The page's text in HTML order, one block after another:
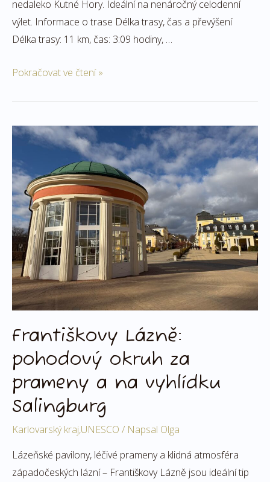
nedaleko Kutné Hory. Ideální na nenáročný celodenní
výlet. Informace o trase Délka trasy, čas a převýšení
Délka trasy: 11 km, čas: 3:09 hodiny, …
Pokračovat ve čtení »
Františkovy Lázně:
pohodový okruh za
prameny a na vyhlídku
Salingburg
Karlovarský kraj,UNESCO / Napsal Olga
Lázeňské pavilony, léčivé prameny a klidná atmosféra
západočeských lázní – Františkovy Lázně jsou ideální tip
Františkovy
pohodový
okruh
za
prameny
a
na
vyhlídku
Salingburg